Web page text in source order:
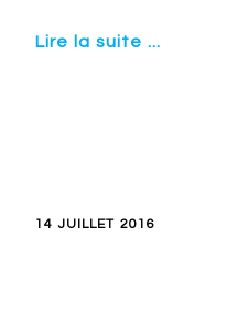
Lire la suite ...
14 JUILLET 2016